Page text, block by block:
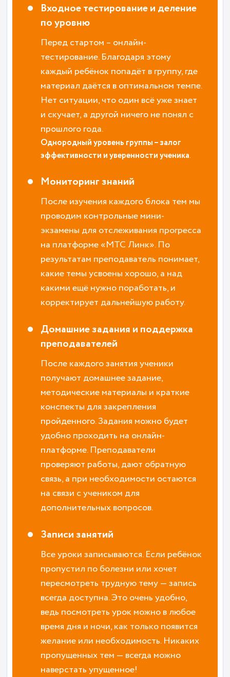
Входное тестирование и деление
по уровню
Перед стартом – онлайн-
тестирование. Благодаря этому
каждый ребёнок попадёт в группу, где
материал даётся в оптимальном темпе.
Нет ситуации, что один всё уже знает
и скучает, а другой ничего не понял с
прошлого года.
Однородный уровень группы – залог
эффективности и уверенности ученика.
Мониторинг знаний
После изучения каждого блока тем мы
проводим контрольные мини-
экзамены для отслеживания прогресса
на платформе «МТС Линк». По
результатам преподаватель понимает,
какие темы усвоены хорошо, а над
какими ещё нужно поработать, и
корректирует дальнейшую работу.
Домашние задания и поддержка
преподавателей
После каждого занятия ученики
получают домашнее задание,
методические материалы и краткие
конспекты для закрепления
пройденного. Задания можно будет
удобно проходить на онлайн-
платформе. Преподаватели
проверяют работы, дают обратную
связь, а при необходимости остаются
на связи с учеником для
дополнительных вопросов.
Записи занятий
Все уроки записываются. Если ребёнок
пропустил по болезни или хочет
пересмотреть трудную тему — запись
всегда доступна. Это очень удобно,
ведь посмотреть урок можно в любое
время дня и ночи, как только появится
желание или необходимость. Никаких
пропущенных тем — всегда можно
наверстать упущенное!